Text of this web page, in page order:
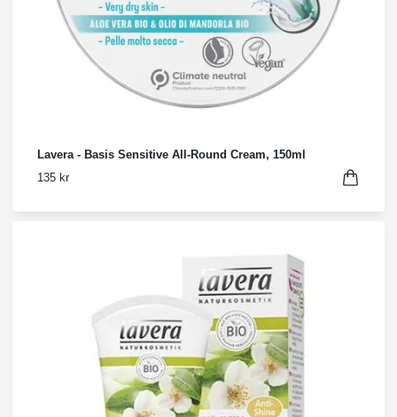
Lavera - Basis Sensitive All-Round Cream, 150ml
135 kr